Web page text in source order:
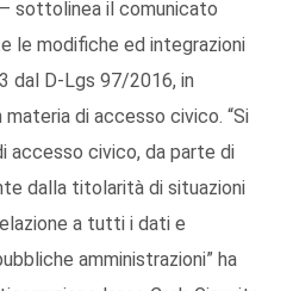
sottolinea il comunicato
le modifiche ed integrazioni
dal D-Lgs 97/2016, in
di accesso civico. “Si
accesso civico, da parte di
dalla titolarità di situazioni
a tutti i dati e
amministrazioni” ha